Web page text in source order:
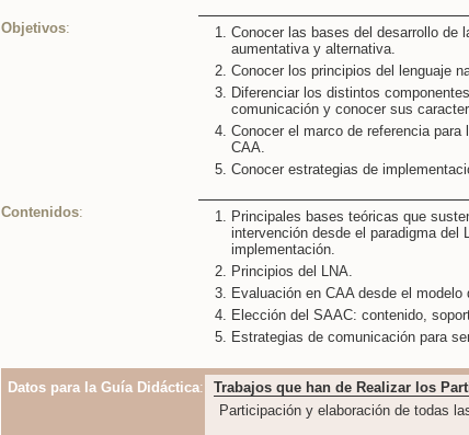
Objetivos:
Conocer las bases del desarrollo de
aumentativa y alternativa.
Conocer los principios del lenguaje
Diferenciar los distintos
comunicación y conocer sus
Conocer el marco de referencia
CAA.
Conocer estrategias de
Contenidos:
Principales bases teóricas que
intervención desde el paradigma
implementación.
Principios del LNA.
Evaluación en CAA desde el modelo
Elección del SAAC: contenido,
Estrategias de comunicación para
Datos para la Guía Didáctica:
Trabajos que han de Realizar los
Participación y elaboración de todas